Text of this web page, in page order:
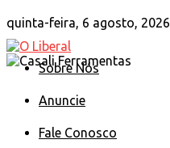
quinta-feira, 6 agosto, 2026
Sobre Nós
Anuncie
Fale Conosco